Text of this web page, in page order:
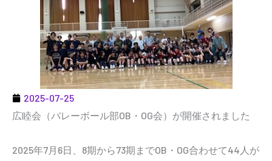
2025-07-25
広睦会（バレーボール部OB・OG会）が開催されました
2025年7月6日、8期から73期までOB・OG合わせて44人が